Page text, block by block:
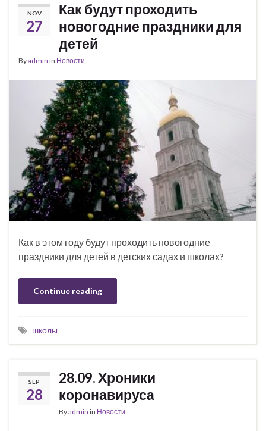
NOV
27
Как будут проходить
новогодние праздники для
детей
Byadmin in Новости
Как в этом году будут проходить новогодние
праздники для детей в детских садах и школах?
Continue reading
школы
SEP
28
28.09. Хроники
коронавируса
Byadmin in Новости